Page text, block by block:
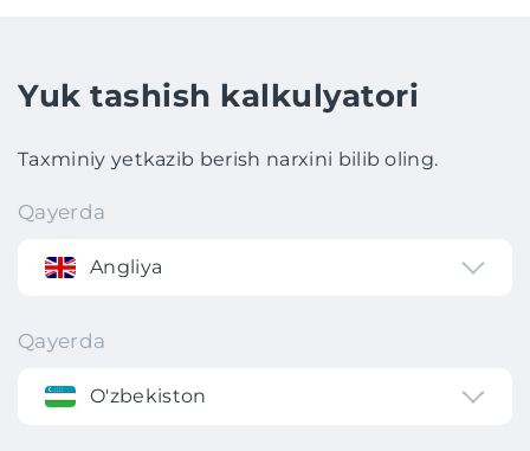
Yuk tashish kalkulyatori
Taxminiy yetkazib berish narxini bilib oling.
Qayerda
Angliya
Qayerda
O'zbekiston